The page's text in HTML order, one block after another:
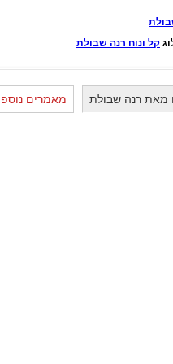
קל ונוח רנה שבולת
מאת רנה שבולת מאמרים